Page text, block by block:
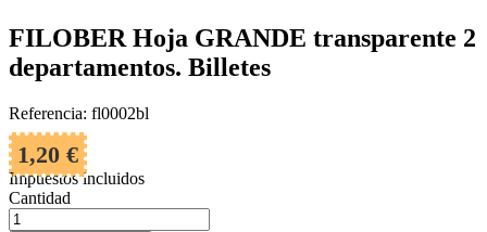
FILOBER Hoja GRANDE transparente 2
departamentos. Billetes
Referencia: fl0002bl
1,20 €
Impuestos incluidos
Cantidad